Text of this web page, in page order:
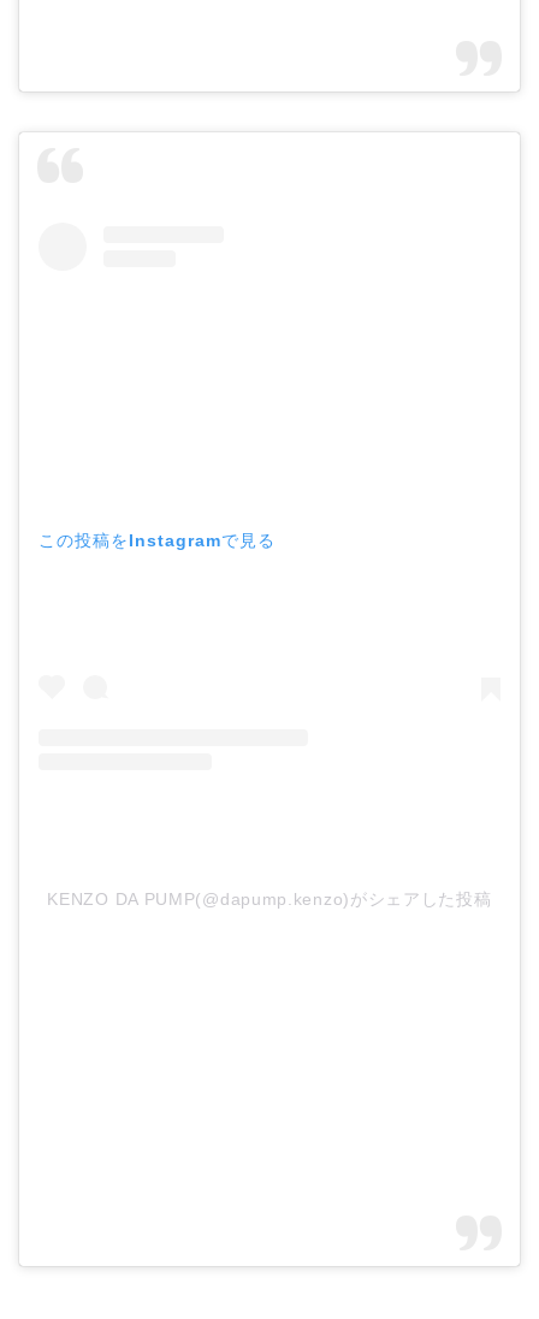
この投稿をInstagramで見る
KENZO DA PUMP(@dapump.kenzo)がシェアした投稿